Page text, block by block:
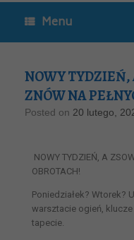
Menu
NOWY TYDZIEŃ,
ZNÓW NA
Posted on 20 lutego,
NOWY TYDZIEŃ, A
OBROTACH!
Poniedziałek? Wtorek?
warsztacie ogień,
tapecie.